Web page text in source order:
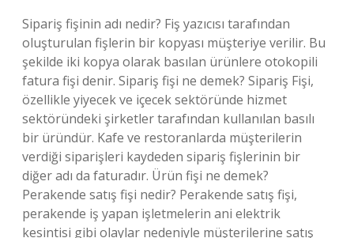
Sipariş fişinin adı nedir? Fiş yazıcısı tarafından
oluşturulan fişlerin bir kopyası müşteriye verilir. Bu
şekilde iki kopya olarak basılan ürünlere otokopili
fatura fişi denir. Sipariş fişi ne demek? Sipariş Fişi,
özellikle yiyecek ve içecek sektöründe hizmet
sektöründeki şirketler tarafından kullanılan basılı
bir üründür. Kafe ve restoranlarda müşterilerin
verdiği siparişleri kaydeden sipariş fişlerinin bir
diğer adı da faturadır. Ürün fişi ne demek?
Perakende satış fişi nedir? Perakende satış fişi,
perakende iş yapan işletmelerin ani elektrik
kesintisi gibi olaylar nedeniyle müşterilerine satış